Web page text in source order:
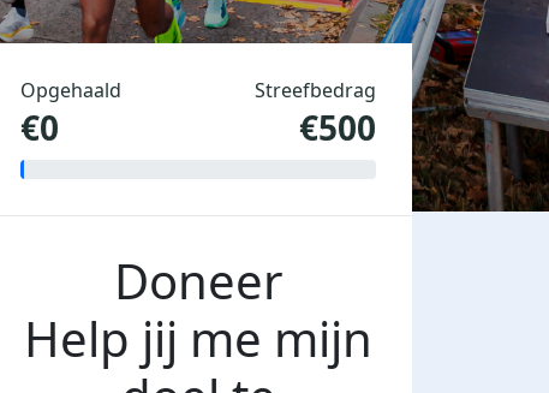
Opgehaald
€0
Streefbedrag
€500
Doneer
Help jij me mijn